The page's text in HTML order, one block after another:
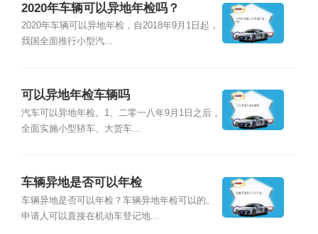
2020年车辆可以异地年检吗？
2020年车辆可以异地年检，自2018年9月1日起，
我国全面推行小型汽...
可以异地年检车辆吗
汽车可以异地年检。1、二零一八年9月1日之后，
全面实施小型轿车、大货车...
车辆异地是否可以年检
车辆异地是否可以年检？车辆异地年检可以的。
申请人可以直接在机动车登记地...